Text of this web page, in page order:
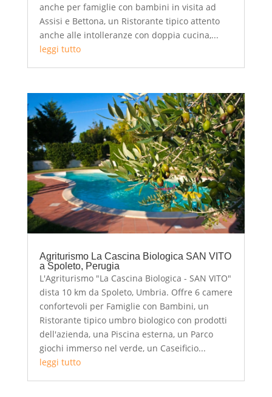
anche per famiglie con bambini in visita ad
Assisi e Bettona, un Ristorante tipico attento
anche alle intolleranze con doppia cucina,...
leggi tutto
Agriturismo La Cascina Biologica SAN VITO
a Spoleto, Perugia
L'Agriturismo "La Cascina Biologica - SAN VITO"
dista 10 km da Spoleto, Umbria. Offre 6 camere
confortevoli per Famiglie con Bambini, un
Ristorante tipico umbro biologico con prodotti
dell'azienda, una Piscina esterna, un Parco
giochi immerso nel verde, un Caseificio...
leggi tutto